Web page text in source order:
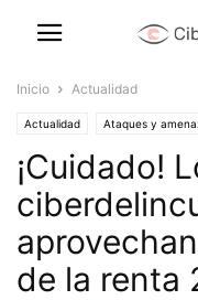
Inicio Actualidad
Actualidad Ataques y
¡Cuidado!
de la renta